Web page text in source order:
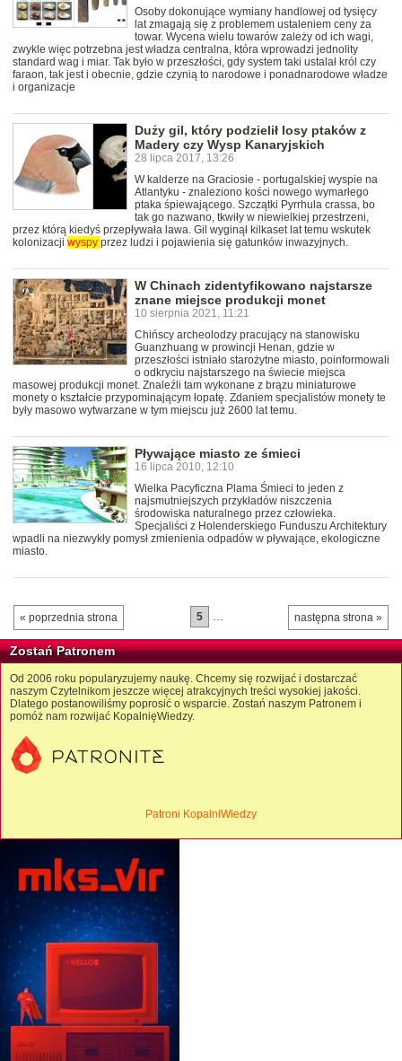
Osoby dokonujące wymiany handlowej od tysięcy
lat zmagają się z problemem ustaleniem ceny za
towar. Wycena wielu towarów zależy od ich wagi,
zwykle więc potrzebna jest władza centralna, która wprowadzi jednolity
standard wag i miar. Tak było w przeszłości, gdy system taki ustalał król czy
faraon, tak jest i obecnie, gdzie czynią to narodowe i ponadnarodowe władze
i organizacje
Duży gil, który podzielił losy ptaków z
Madery czy Wysp Kanaryjskich
28 lipca 2017, 13:26
W kalderze na Graciosie - portugalskiej wyspie na
Atlantyku - znaleziono kości nowego wymarłego
ptaka śpiewającego. Szczątki Pyrrhula crassa, bo
tak go nazwano, tkwiły w niewielkiej przestrzeni,
przez którą kiedyś przepływała lawa. Gil wyginął kilkaset lat temu wskutek
kolonizacji wyspy przez ludzi i pojawienia się gatunków inwazyjnych.
W Chinach zidentyfikowano najstarsze
znane miejsce produkcji monet
10 sierpnia 2021, 11:21
Chińscy archeolodzy pracujący na stanowisku
Guanzhuang w prowincji Henan, gdzie w
przeszłości istniało starożytne miasto, poinformowali
o odkryciu najstarszego na świecie miejsca
masowej produkcji monet. Znaleźli tam wykonane z brązu miniaturowe
monety o kształcie przypominającym łopatę. Zdaniem specjalistów monety te
były masowo wytwarzane w tym miejscu już 2600 lat temu.
Pływające miasto ze śmieci
16 lipca 2010, 12:10
Wielka Pacyficzna Plama Śmieci to jeden z
najsmutniejszych przykładów niszczenia
środowiska naturalnego przez człowieka.
Specjaliści z Holenderskiego Funduszu Architektury
wpadli na niezwykły pomysł zmienienia odpadów w pływające, ekologiczne
miasto.
« poprzednia strona następna strona »
5 …
Zostań Patronem
Od 2006 roku popularyzujemy naukę. Chcemy się rozwijać i dostarczać
naszym Czytelnikom jeszcze więcej atrakcyjnych treści wysokiej jakości.
Dlatego postanowiliśmy poprosić o wsparcie. Zostań naszym Patronem i
pomóż nam rozwijać KopalnięWiedzy.
Patroni KopalniWiedzy